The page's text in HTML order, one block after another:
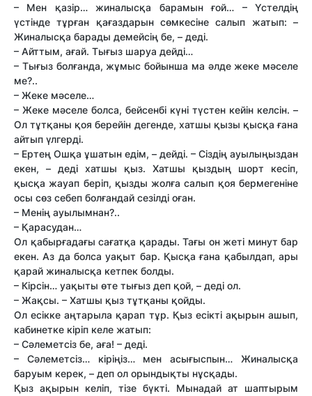
– Мен қазір… жиналысқа барамын ғой… – Үстелдің
үстінде тұрған қағаздарын сөмкесіне салып жатып: –
Жиналысқа барады демейсің бе, – деді.
– Айт­тым, ағай. Тығыз шаруа дейді…
– Тығыз болғанда, жұмыс бойынша ма әлде жеке мәселе
ме?..
– Жеке мәселе…
– Жеке мәселе болса, бейсенбі күні түстен кейін келсін. –
Ол тұтқаны қоя берейін дегенде, хатшы қызы қысқа ғана
айтып үлгерді.
– Ертең Ошқа ұшатын едім, – дейді. – Сіздің ауылыңыздан
екен, – деді хатшы қыз. Хатшы қыздың шорт кесіп,
қысқа жауап беріп, қызды жолға салып қоя бермегеніне
осы сөз себеп болғандай сезілді оған.
– Менің ауылымнан?..
– Қарасудан…
Ол қабырғадағы сағатқа қарады. Тағы он жеті минут бар
екен. Аз да болса уақыт бар. Қысқа ғана қабылдап, ары
қарай жиналысқа кетпек болды.
– Кірсін… уақыты өте тығыз деп қой, – деді ол.
– Жақсы. – Хатшы қыз тұтқаны қойды.
Ол есікке аңтарыла қарап тұр. Қыз есікті ақырын ашып,
кабинетке кіріп келе жатып:
– Сәлеметсіз бе, аға! – деді.
– Сәлеметсіз… кіріңіз… мен асығыспын… Жиналысқа
баруым керек, – деп ол орындықты нұсқады.
Қыз ақырын келіп, тізе бүкті. Мынадай ат шаптырым